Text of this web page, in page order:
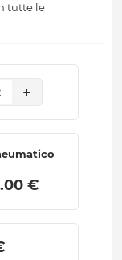
tutte le
+
€